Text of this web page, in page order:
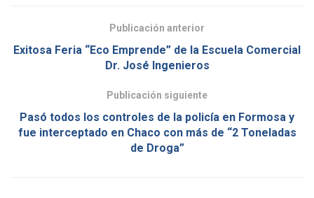
Publicación anterior
Exitosa Feria “Eco Emprende” de la Escuela Comercial
Dr. José Ingenieros
Publicación siguiente
Pasó todos los controles de la policía en Formosa y
fue interceptado en Chaco con más de “2 Toneladas
de Droga”